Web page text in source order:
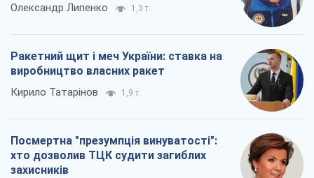
Олександр Липенко 1,3 т.
Ракетний щит і меч України: ставка на
виробництво власних ракет
Кирило Татарінов 1,9 т.
Посмертна "презумпція винуватості":
хто дозволив ТЦК судити загиблих
захисників